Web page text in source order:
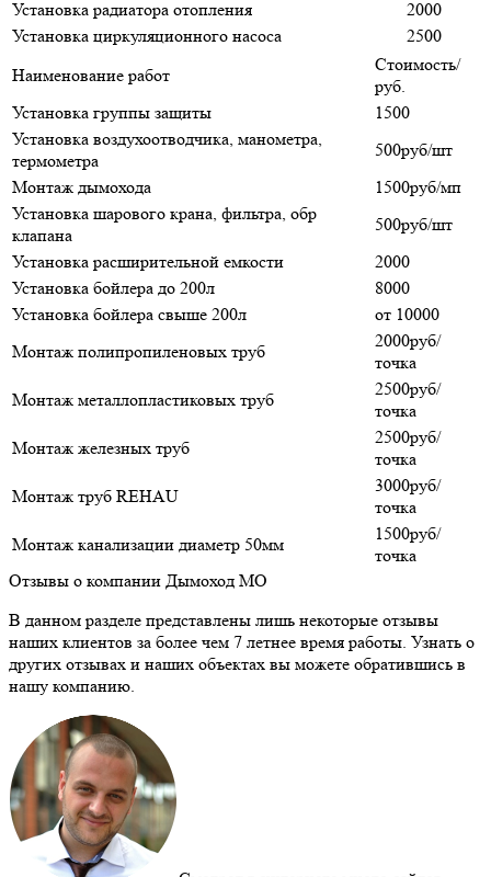
Установка радиатора отопления
2000
Установка циркуляционного насоса
2500
Наименование работ
Стоимость/
руб.
Установка группы защиты
1500
Установка воздухоотводчика, манометра,
термометра
500руб/шт
Монтаж дымохода
1500руб/мп
Установка шарового крана, фильтра, обр
клапана
500руб/шт
Установка расширительной емкости
2000
Установка бойлера до 200л
8000
Установка бойлера свыше 200л
от 10000
Монтаж полипропиленовых труб
2000руб/
точка
Монтаж металлопластиковых труб
2500руб/
точка
Монтаж железных труб
2500руб/
точка
Монтаж труб REHAU
3000руб/
точка
Монтаж канализации диаметр 50мм
1500руб/
точка
Отзывы о компании Дымоход МО
В данном разделе представлены лишь некоторые отзывы
наших клиентов за более чем 7 летнее время работы. Узнать о
других отзывах и наших объектах вы можете обратившись в
нашу компанию.